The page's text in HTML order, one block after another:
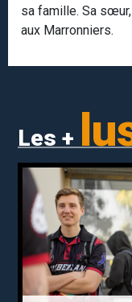
sa famille. Sa
aux Marronniers.
Les +